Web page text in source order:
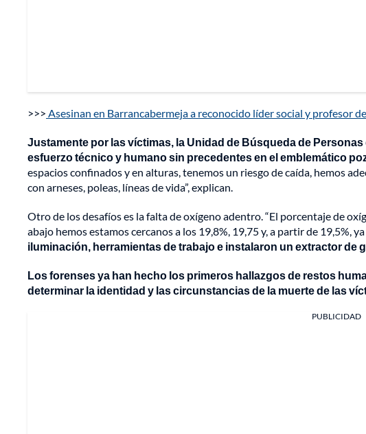
>>> Asesinan en Barrancabermeja a reconocido líder social y profesor
Justamente por las víctimas, la Unidad de Búsqueda de
esfuerzo técnico y humano sin precedentes en el emblemático
espacios confinados y en alturas, tenemos un riesgo de caída, hemos
con arneses, poleas, líneas de vida”, explican.
Otro de los desafíos es la falta de oxígeno adentro. “El porcentaje de
abajo hemos estamos cercanos a los 19,8%, 19,75 y, a partir de 19,5%,
iluminación, herramientas de trabajo e instalaron un extractor de
Los forenses ya han hecho los primeros hallazgos de restos
determinar la identidad y las circunstancias de la muerte de las
PUBLICIDAD